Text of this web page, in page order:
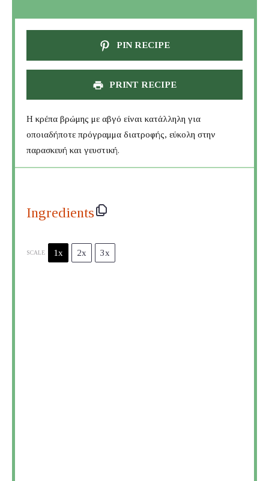
PIN RECIPE
PRINT RECIPE
Η κρέπα βρώμης με αβγό είναι κατάλληλη για
οποιαδήποτε πρόγραμμα διατροφής, εύκολη στην
παρασκευή και γευστική.
Ingredients
SCALE 1x 2x 3x